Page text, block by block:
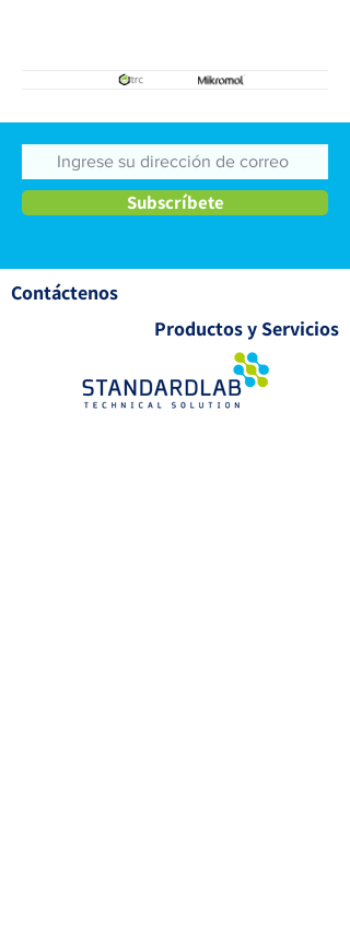
Subscríbete
Contáctenos
Productos y Servicios